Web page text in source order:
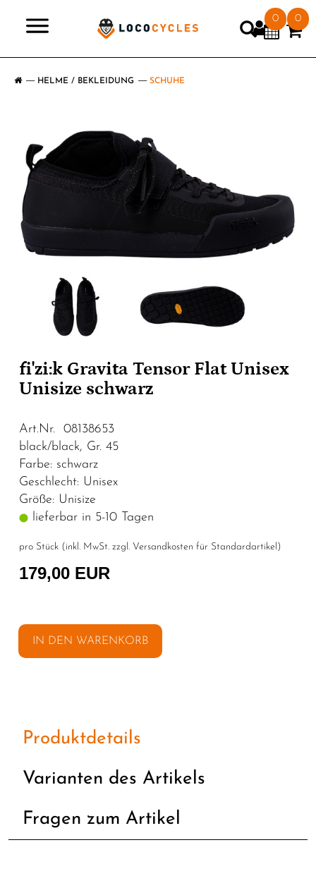
0 0
HELME / BEKLEIDUNG SCHUHE
fi'zi:k Gravita Tensor Flat Unisex
Unisize schwarz
Art.Nr. 08138653
black/black, Gr. 45
Farbe: schwarz
Geschlecht: Unisex
Größe: Unisize
lieferbar in 5-10 Tagen
pro Stück (inkl. MwSt. zzgl. Versandkosten für Standardartikel )
179,00 EUR
IN DEN WARENKORB
Produktdetails
Varianten des Artikels
Fragen zum Artikel